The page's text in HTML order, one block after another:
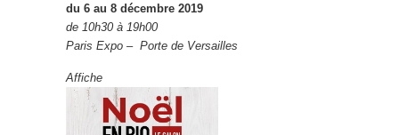
du 6 au 8 décembre 2019
de 10h30 à 19h00
Paris Expo – Porte de Versailles
Affiche